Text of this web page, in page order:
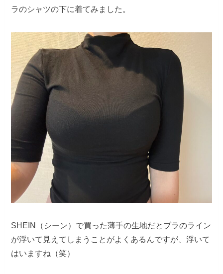
ラのシャツの下に着てみました。
SHEIN（シーン）で買った薄手の生地だとブラのライン
が浮いて見えてしまうことがよくあるんですが、浮いて
はいますね（笑）